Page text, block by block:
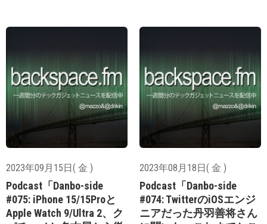
2023年09月15日( 金 )
Podcast「Danbo-side
#075: iPhone 15/15Proと
Apple Watch 9/Ultra 2、ク
2023年08月18日( 金 )
Podcast「Danbo-side
#074: TwitterのiOSエンジ
ニアだった丹羽善将さん